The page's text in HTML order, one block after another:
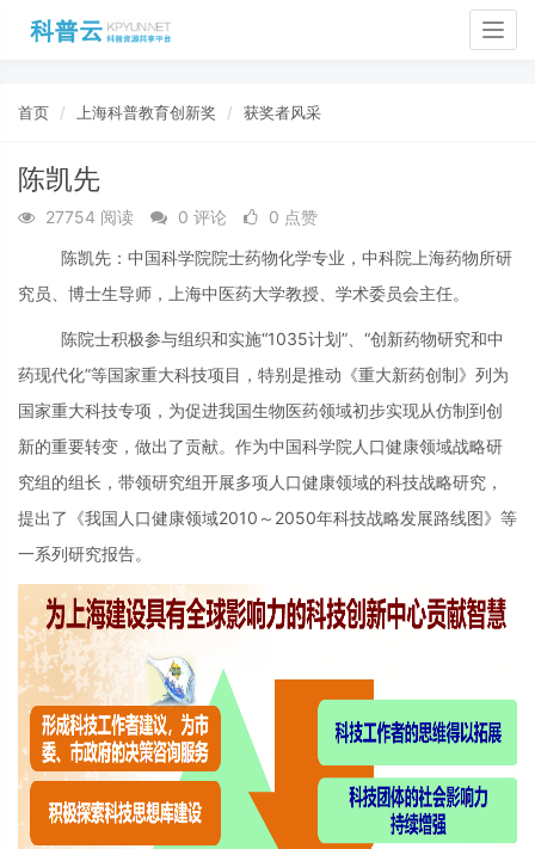
首页 上海科普教育创新奖 获奖者风采
陈凯先
27754 阅读 0 评论
0 点赞
陈凯先：中国科学院院士药物化学专业，中科院上海药物所研
究员、博士生导师，上海中医药大学教授、学术委员会主任。
陈院士积极参与组织和实施“1035计划”、“创新药物研究和中
药现代化”等国家重大科技项目，特别是推动《重大新药创制》列为
国家重大科技专项，为促进我国生物医药领域初步实现从仿制到创
新的重要转变，做出了贡献。作为中国科学院人口健康领域战略研
究组的组长，带领研究组开展多项人口健康领域的科技战略研究，
提出了《我国人口健康领域2010～2050年科技战略发展路线图》等
一系列研究报告。